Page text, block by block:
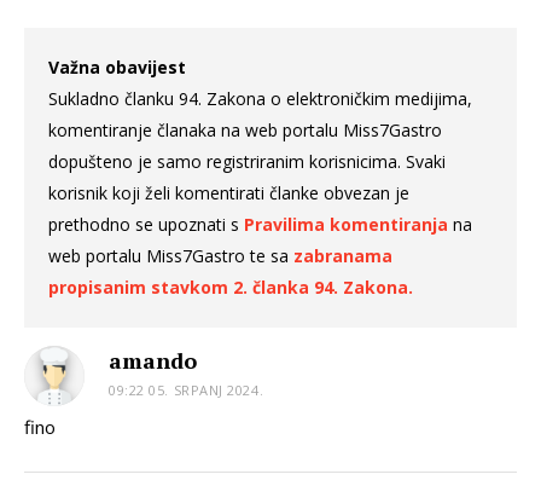
Važna obavijest
Sukladno članku 94. Zakona o elektroničkim medijima,
komentiranje članaka na web portalu Miss7Gastro
dopušteno je samo registriranim korisnicima. Svaki
korisnik koji želi komentirati članke obvezan je
prethodno se upoznati s Pravilima komentiranja na
web portalu Miss7Gastro te sa zabranama
propisanim stavkom 2. članka 94. Zakona.
amando
09:22 05. SRPANJ 2024.
fino